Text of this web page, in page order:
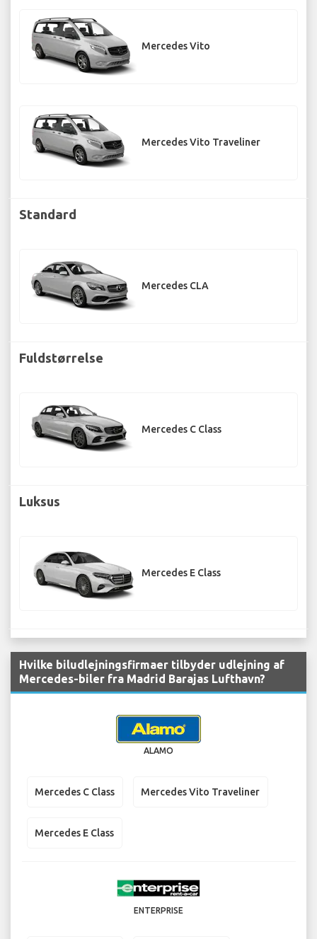
Mercedes Vito
Mercedes Vito Traveliner
Standard
Mercedes CLA
Fuldstørrelse
Mercedes C Class
Luksus
Mercedes E Class
Hvilke biludlejningsfirmaer tilbyder udlejning af
Mercedes-biler fra Madrid Barajas Lufthavn?
ALAMO
Mercedes C Class Mercedes Vito Traveliner
Mercedes E Class
ENTERPRISE